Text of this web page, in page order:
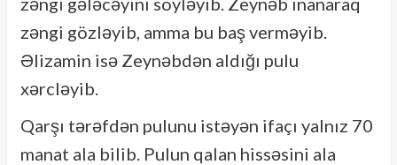
zəngi gözləyib, amma bu baş verməyib.
Əlizamin isə Zeynəbdən aldığı pulu
xərcləyib.
Qarşı tərəfdən pulunu istəyən ifaçı yalnız 70
manat ala bilib. Pulun qalan hissəsini ala